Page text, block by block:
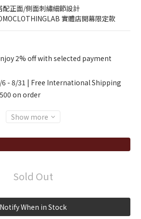
配正面/側面刺繡細節設計
實體店開幕限定款
2% off with selected payment
6 - 8/31 | Free International Shipping
on order
Show more
Sold Out
Notify When in Stock